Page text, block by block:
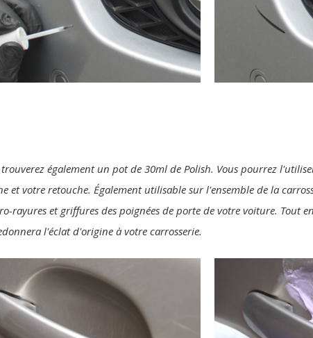
également un pot de 30ml de Polish. Vous pourrez
et votre retouche. Également utilisable sur l'ensemble de la
rayures et griffures des poignées de porte de votre voiture. Tout
l'éclat d'origine à votre carrosserie.